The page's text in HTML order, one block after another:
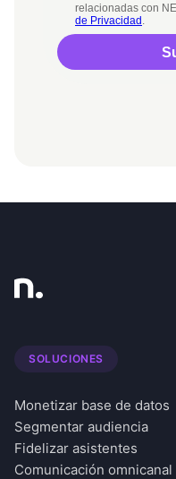
SOLUCIONES
Monetizar base de datos
Segmentar audiencia
Fidelizar asistentes
Comunicación omnicanal